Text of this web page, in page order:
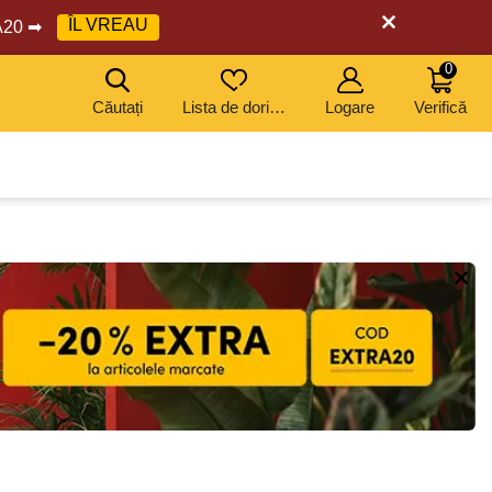
➡ ÎL VREAU
Căutați Lista de dorințe Logare Verifică
0